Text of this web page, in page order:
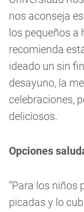
nos aconseja
los pequeños a
recomienda
ideado un sin
desayuno, la
celebraciones,
deliciosos.
Opciones
“Para los niños
picadas y lo